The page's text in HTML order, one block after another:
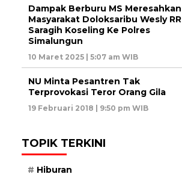
Dampak Berburu MS Meresahkan
Masyarakat Doloksaribu Wesly RR
Saragih Koseling Ke Polres
Simalungun
10 Maret 2025 | 5:07 am WIB
NU Minta Pesantren Tak
Terprovokasi Teror Orang Gila
19 Februari 2018 | 9:50 pm WIB
TOPIK TERKINI
Hiburan